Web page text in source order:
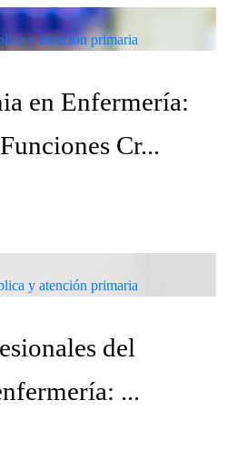
y atención primaria
en Enfermería:
Cr...
y atención primaria
del
...